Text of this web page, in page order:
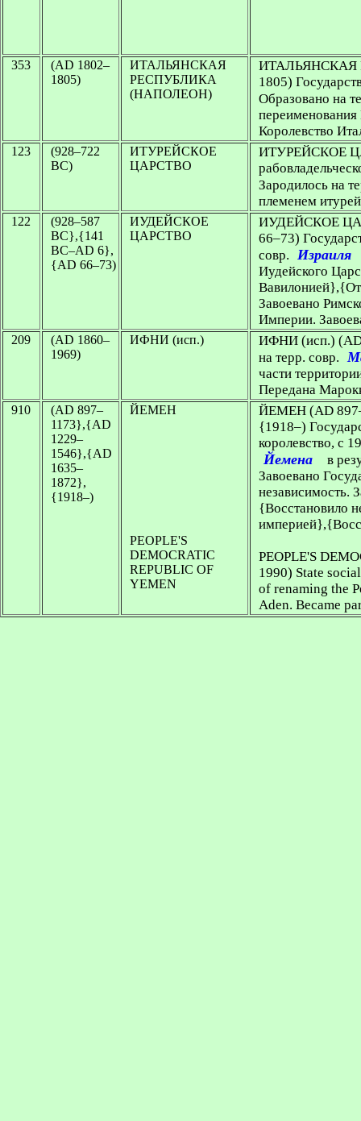
353
(AD 1802–
1805)
ИТАЛЬЯНСКАЯ
РЕСПУБЛИКА
(НАПОЛЕОН)
1805)
Образовано на
переименования
Королевство
123
(928–722
BC)
ИТУРЕЙСКОЕ
ЦАРСТВО
ИТУРЕЙСКОЕ
Зародилось на
племенем
122
(928–587
BC},{141
ВС–AD 6},
{AD 66–73)
ИУДЕЙСКОЕ
ЦАРСТВО
ИУДЕЙСКОЕ
66–73)
совр. Израиля
Иудейского
Завоевано
Империи.
209
(AD 1860–
1969)
ИФНИ (исп.) ИФНИ (исп.)
на терр. совр.
части
Передана
910
(AD 897–
1173},{AD
1229–
1546},{AD
1635–
1872},
{1918–)
ЙЕМЕН
PEOPLE'S
DEMOCRATIC
REPUBLIC OF
YEMEN
ЙЕМЕН (AD
{1918–)
королевство, с
Йемена
в
Завоевано
независимость.
{Восстановило
PEOPLE'S
1990) State
of renaming the
Aden. Became